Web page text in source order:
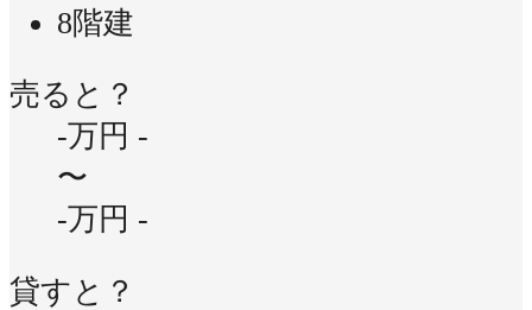
8階建
売ると？
-万円 -
〜
-万円 -
貸すと？